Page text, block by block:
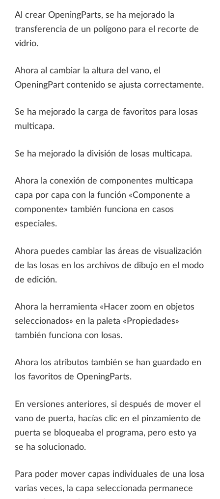
Al crear OpeningParts, se ha mejorado la
transferencia de un polígono para el recorte de
vidrio.
Ahora al cambiar la altura del vano, el
OpeningPart contenido se ajusta correctamente.
Se ha mejorado la carga de favoritos para losas
multicapa.
Se ha mejorado la división de losas multicapa.
Ahora la conexión de componentes multicapa
capa por capa con la función «Componente a
componente» también funciona en casos
especiales.
Ahora puedes cambiar las áreas de visualización
de las losas en los archivos de dibujo en el modo
de edición.
Ahora la herramienta «Hacer zoom en objetos
seleccionados» en la paleta «Propiedades»
también funciona con losas.
Ahora los atributos también se han guardado en
los favoritos de OpeningParts.
En versiones anteriores, si después de mover el
vano de puerta, hacías clic en el pinzamiento de
puerta se bloqueaba el programa, pero esto ya
se ha solucionado.
Para poder mover capas individuales de una losa
varias veces, la capa seleccionada permanece